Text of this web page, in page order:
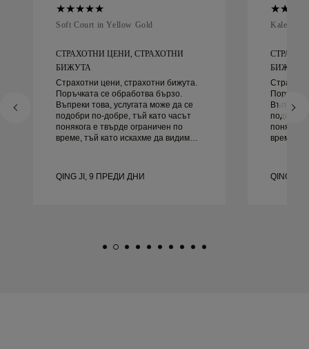
Soft Court in Yellow Gold
СТРАХОТНИ ЦЕНИ, СТРАХОТНИ
БИЖУТА
Страхотни цени, страхотни бижута.
Поръчката се обработва бързо.
Въпреки това, услугата може да се
подобри по-добре, тъй като часът
понякога е твърде ограничен по
време, тъй като искахме да видим
бижута. Жена ми е щастлива.
QING JI, 9 ПРЕДИ ДНИ
Kaleida
БИЖУТА
Въпреки
подобри
време,
бижута.
QING JI,